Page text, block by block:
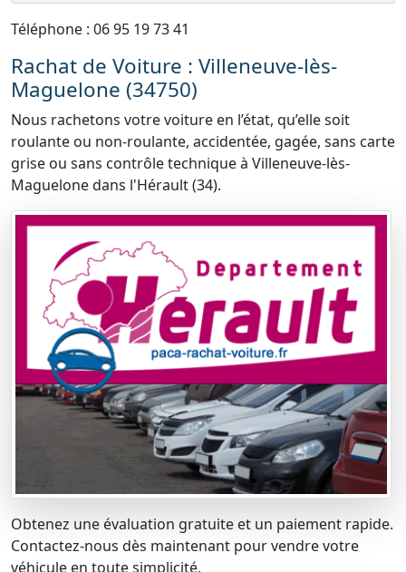
Téléphone : 06 95 19 73 41
Rachat de Voiture : Villeneuve-lès-
Maguelone (34750)
Nous rachetons votre voiture en l’état, qu’elle soit
roulante ou non-roulante, accidentée, gagée, sans carte
grise ou sans contrôle technique à Villeneuve-lès-
Maguelone dans l'Hérault (34).
Obtenez une évaluation gratuite et un paiement rapide.
Contactez-nous dès maintenant pour vendre votre
véhicule en toute simplicité.